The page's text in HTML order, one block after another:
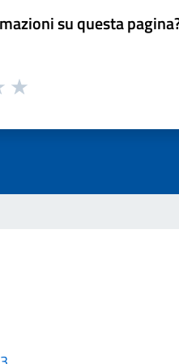
su questa